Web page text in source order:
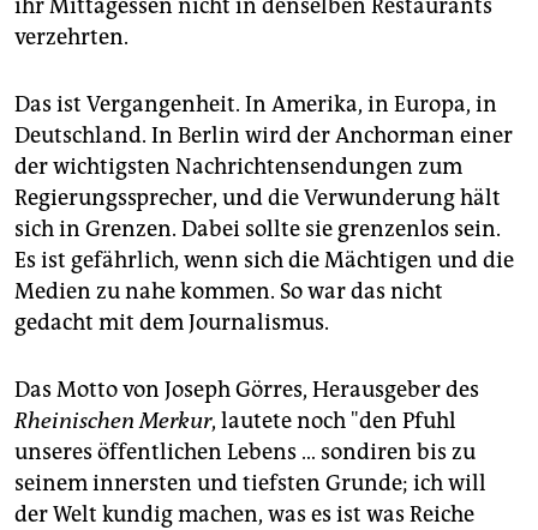
ihr Mittagessen nicht in denselben Restaurants
verzehrten.
Das ist Vergangenheit. In Amerika, in Europa, in
Deutschland. In Berlin wird der Anchorman einer
der wichtigsten Nachrichtensendungen zum
Regierungssprecher, und die Verwunderung hält
sich in Grenzen. Dabei sollte sie grenzenlos sein.
Es ist gefährlich, wenn sich die Mächtigen und die
Medien zu nahe kommen. So war das nicht
gedacht mit dem Journalismus.
Das Motto von Joseph Görres, Herausgeber des
Rheinischen Merkur, lautete noch "den Pfuhl
unseres öffentlichen Lebens … sondiren bis zu
seinem innersten und tiefsten Grunde; ich will
der Welt kundig machen, was es ist was Reiche